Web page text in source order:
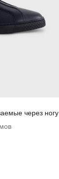
через ногу